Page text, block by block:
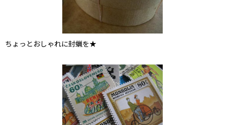
ちょっとおしゃれに封蝋を★